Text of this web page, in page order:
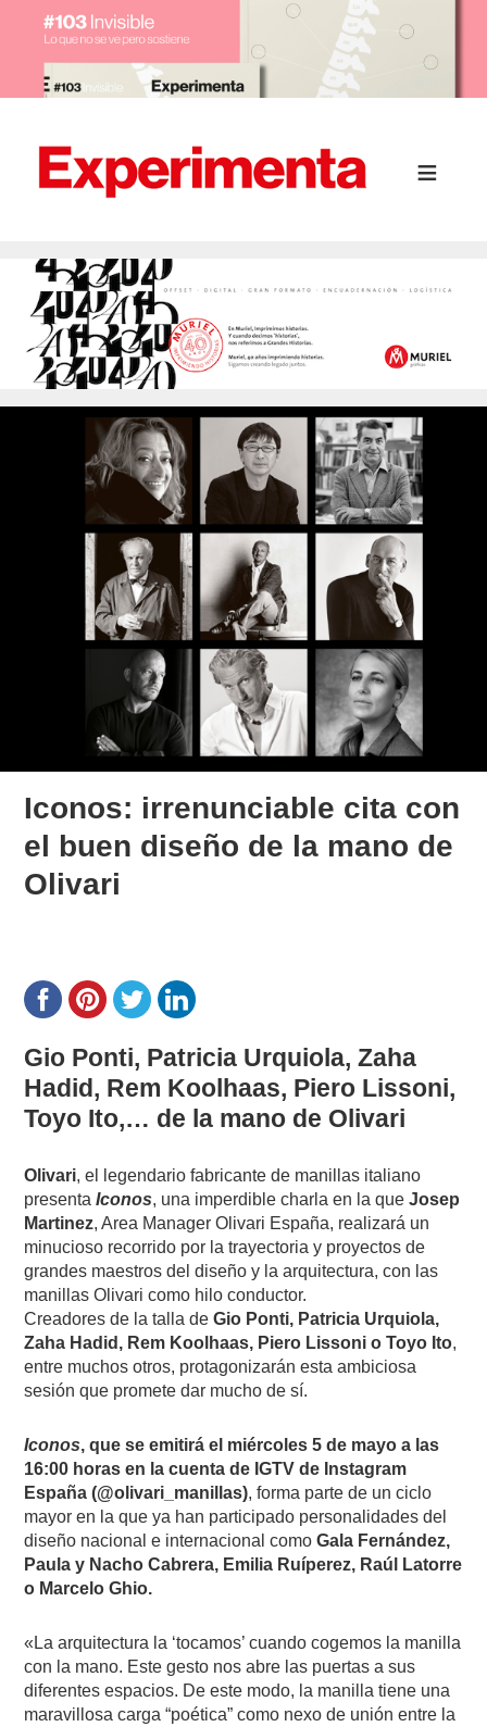
Iconos: irrenunciable cita con
el buen diseño de la mano de
Olivari
Gio Ponti, Patricia Urquiola, Zaha
Hadid, Rem Koolhaas, Piero Lissoni,
Toyo Ito,… de la mano de Olivari
Olivari, el legendario fabricante de manillas italiano
presenta Iconos, una imperdible charla en la queJosep
Martinez, Area Manager Olivari España, realizará un
minucioso recorrido por la trayectoria y proyectos de
grandes maestros del diseño y la arquitectura, con las
manillas Olivari como hilo conductor.
Creadores de la talla de Gio Ponti, Patricia Urquiola,
Zaha Hadid, Rem Koolhaas, Piero Lissoni o Toyo Ito,
entre muchos otros, protagonizarán esta ambiciosa
sesión que promete dar mucho de sí.
Iconos, que se emitirá el miércoles 5 de mayo a las
16:00 horas en la cuenta de IGTV de Instagram
España (@olivari_manillas), forma parte de un ciclo
mayor en la que ya han participado personalidades del
diseño nacional e internacional comoGala Fernández,
Paula y Nacho Cabrera, Emilia Ruíperez, Raúl Latorre
o Marcelo Ghio.
«La arquitectura la ‘tocamos’ cuando cogemos la manilla
con la mano. Este gesto nos abre las puertas a sus
diferentes espacios. De este modo, la manilla tiene una
maravillosa carga “poética” como nexo de unión entre la